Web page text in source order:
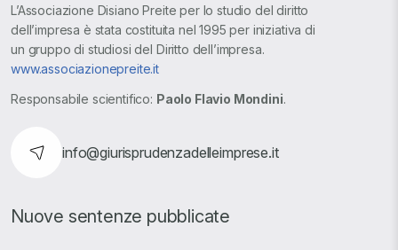
L’Associazione Disiano Preite per lo studio del diritto
dell’impresa è stata costituita nel 1995 per iniziativa di
un gruppo di studiosi del Diritto dell’impresa.
www.associazionepreite.it
Responsabile scientifico: Paolo Flavio Mondini.
info@giurisprudenzadelleimprese.it
Nuove sentenze pubblicate